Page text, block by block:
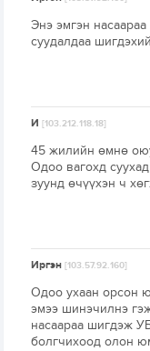
Энэ эмгэн
суудалдаа
И[103.212.118.18]
45 жилийн өмнө
Одоо вагохд
зуунд өчүүхэн ч
Иргэн[103.57.92.160]
Одоо ухаан орсон
эмээ шинэчилнэ
насаараа шигдэж
болгчихоод олон